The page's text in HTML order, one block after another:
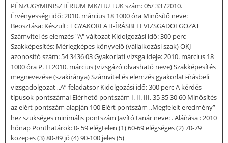
PÉNZÜGYMINISZTÉRIUM MK/HU TÜK szám: 05/ 33 /2010.
Érvényességi idő: 2010. március 18 1000 óra Minősítő neve:
Beosztása: Készült: T GYAKORLATI-ÍRÁSBELI VIZSGADOLGOZAT
Számvitel és elemzés "A" változat Kidolgozási idő: 300 perc
Szakképesítés: Mérlegképes könyvelő (vállalkozási szak) OKJ
azonosító szám: 54 3436 03 Gyakorlati vizsga ideje: 2010. március 18
1000 óra P. H 2010. március (vizsgázó olvasható neve) Szakképesítés
megnevezése (szakiránya) Számvitel és elemzés gyakorlati-írásbeli
vizsgadolgozat ,,A” feladatsor Kidolgozási idő: 300 perc A kérdés
típusok pontszámai Elérhető pontszám I. II. III. 35 35 30 60 Minősítés
az elért pontszám alapján 100 Elért pontszám ,,Megfelelt eredmény”-
hez szükséges minimális pontszám Javító tanár neve: . Aláírása : 2010
hónap Ponthatárok: 0- 59 elégtelen (1) 60-69 elégséges (2) 70-79
közepes (3) 80-89 jó (4) 90-100 jeles (5)